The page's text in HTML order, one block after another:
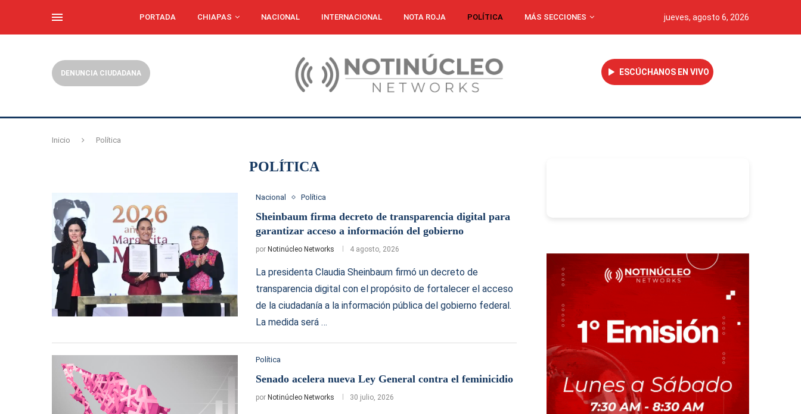
PORTADA CHIAPAS NACIONAL INTERNACIONAL NOTA ROJA POLÍTICA MÁS SECCIONES jueves, agosto 6, 2026
DENUNCIA CIUDADANA ESCÚCHANOS EN VIVO
Inicio Política
POLÍTICA
Nacional Política
Sheinbaum firma decreto de transparencia digital para
garantizar acceso a información del gobierno
por Notinúcleo Networks 4 agosto, 2026
La presidenta Claudia Sheinbaum firmó un decreto de
transparencia digital con el propósito de fortalecer el acceso
de la ciudadanía a la información pública del gobierno federal.
La medida será …
Política
Senado acelera nueva Ley General contra el feminicidio
por Notinúcleo Networks 30 julio, 2026